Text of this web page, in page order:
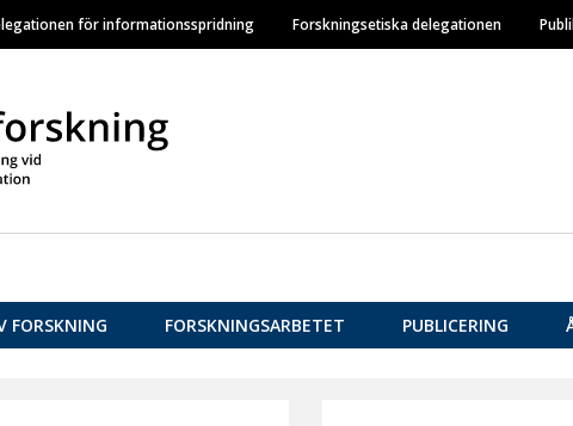
Hoppa
till
för informationsspridning Forskningsetiska delegationen
FORSKNING FORSKNINGSARBETET PUBLICERING